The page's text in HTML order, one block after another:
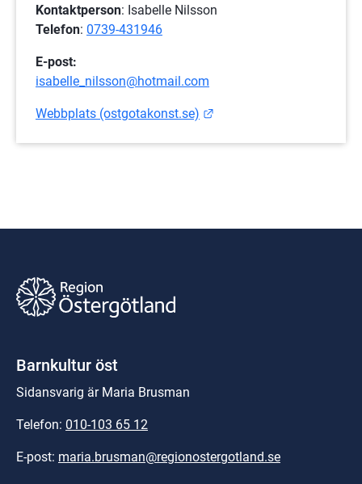
Kontaktperson: Isabelle Nilsson
Telefon: 0739-431946
E-post:
isabelle_nilsson@hotmail.com
Webbplats (ostgotakonst.se)
Barnkultur öst
Sidansvarig är Maria Brusman
Telefon: 010-103 65 12
E-post: maria.brusman@regionostergotland.se